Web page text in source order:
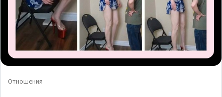
Отношения